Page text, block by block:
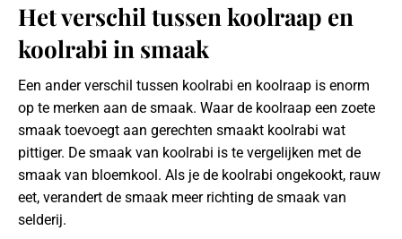
Het verschil tussen koolraap en
koolrabi in smaak
Een ander verschil tussen koolrabi en koolraap is enorm
op te merken aan de smaak. Waar de koolraap een zoete
smaak toevoegt aan gerechten smaakt koolrabi wat
pittiger. De smaak van koolrabi is te vergelijken met de
smaak van bloemkool. Als je de koolrabi ongekookt, rauw
eet, verandert de smaak meer richting de smaak van
selderij.